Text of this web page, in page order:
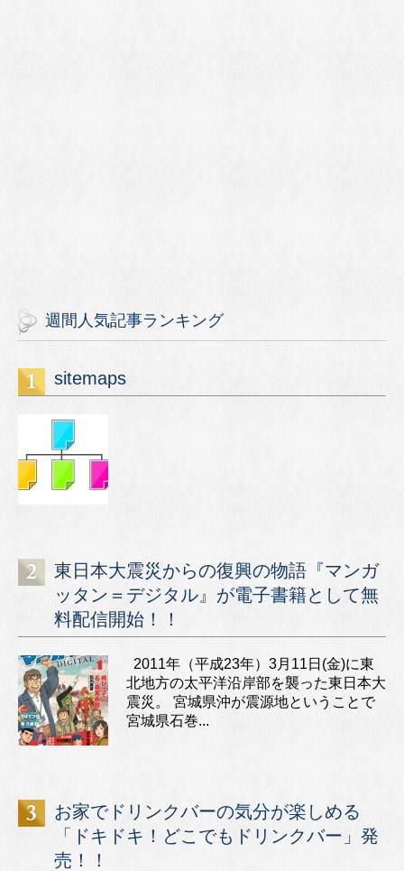
週間人気記事ランキング
sitemaps
東日本大震災からの復興の物語『マンガ
ッタン＝デジタル』が電子書籍として無
料配信開始！！
2011年（平成23年）3月11日(金)に東
北地方の太平洋沿岸部を襲った東日本大
震災。 宮城県沖が震源地ということで
宮城県石巻...
お家でドリンクバーの気分が楽しめる
「ドキドキ！どこでもドリンクバー」発
売！！